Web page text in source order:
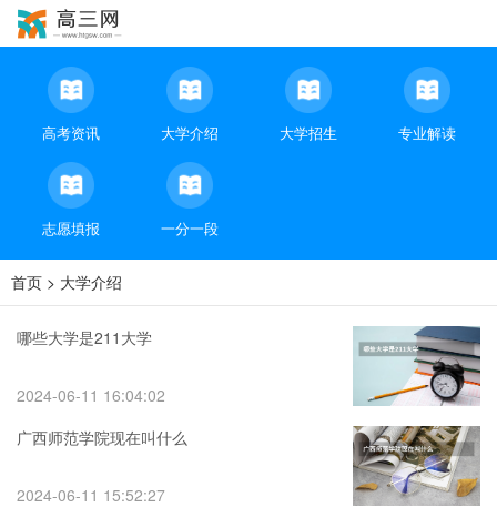
高考资讯 大学介绍 大学招生 专业解读
志愿填报 一分一段
首页 > 大学介绍
哪些大学是211大学
2024-06-11 16:04:02
广西师范学院现在叫什么
2024-06-11 15:52:27